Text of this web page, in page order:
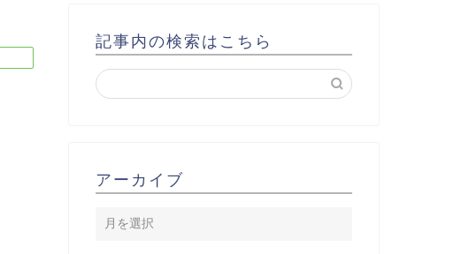
記事内の検索はこちら
アーカイブ